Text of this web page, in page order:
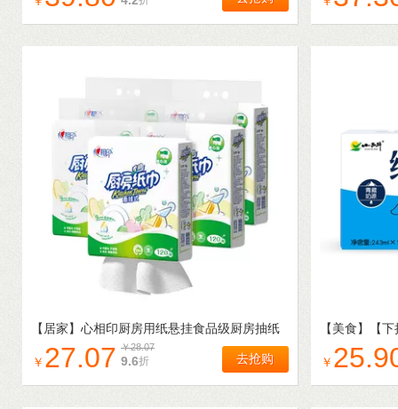
【居家】 心相印厨房用纸悬挂食品级厨房抽纸
120抽5提可接触食物纸巾餐巾纸
￥ 27.07 ￥28.07
9.6折 去抢购
【美食】
【
早餐小蓝瓶
￥